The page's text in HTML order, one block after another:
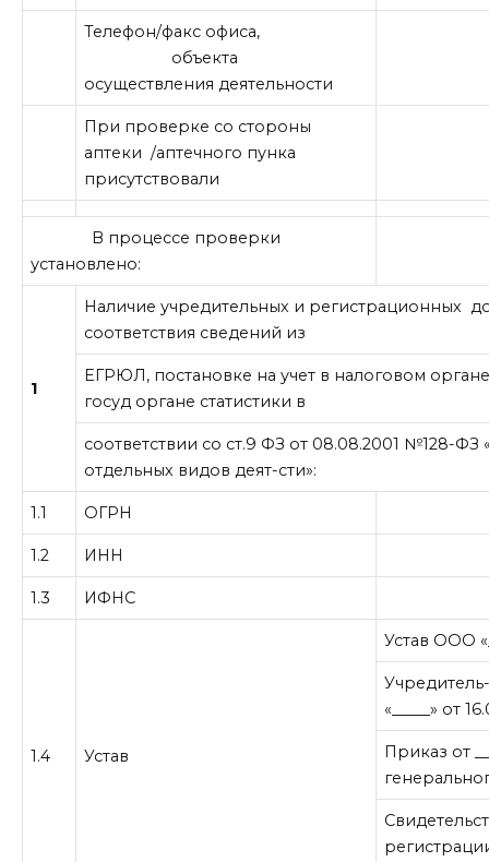
Телефон/факс офиса,
объекта
осуществления деятельности
При проверке со стороны
аптеки /аптечного пунка
присутствовали
В процессе проверки
установлено:
1
Наличие учредительных и регистрационных
соответствия сведений из
ЕГРЮЛ, постановке на учет в налоговом
госуд органе статистики в
соответствии со ст.9 ФЗ от 08.08.2001 №128-
отдельных видов деят-сти»:
1.1 ОГРН
1.2 ИНН
1.3 ИФНС
1.4 Устав
Устав ООО
«_____» от
Приказ от